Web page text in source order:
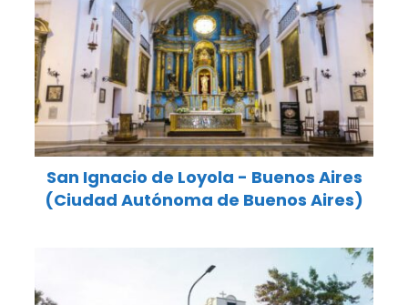
San Ignacio de Loyola - Buenos Aires
(Ciudad Autónoma de Buenos Aires)